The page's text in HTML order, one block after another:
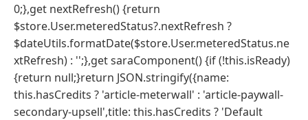
0;},get nextRefresh() {return
$store.User.meteredStatus?.nextRefresh ?
$dateUtils.formatDate($store.User.meteredStatus.ne
xtRefresh) : '';},get saraComponent() {if (!this.isReady)
{return null;}return JSON.stringify({name:
this.hasCredits ? 'article-meterwall' : 'article-paywall-
secondary-upsell',title: this.hasCredits ? 'Default